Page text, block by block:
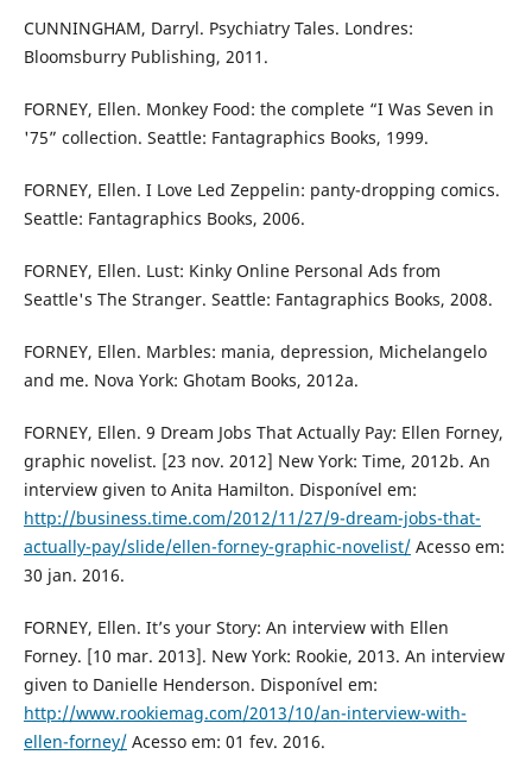
CUNNINGHAM, Darryl. Psychiatry Tales. Londres:
Bloomsburry Publishing, 2011.
FORNEY, Ellen. Monkey Food: the complete “I Was Seven in
'75” collection. Seattle: Fantagraphics Books, 1999.
FORNEY, Ellen. I Love Led Zeppelin: panty-dropping comics.
Seattle: Fantagraphics Books, 2006.
FORNEY, Ellen. Lust: Kinky Online Personal Ads from
Seattle's The Stranger. Seattle: Fantagraphics Books, 2008.
FORNEY, Ellen. Marbles: mania, depression, Michelangelo
and me. Nova York: Ghotam Books, 2012a.
FORNEY, Ellen. 9 Dream Jobs That Actually Pay: Ellen Forney,
graphic novelist. [23 nov. 2012] New York: Time, 2012b. An
interview given to Anita Hamilton. Disponível em:
http://business.time.com/2012/11/27/9-dream-jobs-that-
actually-pay/slide/ellen-forney-graphic-novelist/Acesso em:
30 jan. 2016.
FORNEY, Ellen. It’s your Story: An interview with Ellen
Forney. [10 mar. 2013]. New York: Rookie, 2013. An interview
given to Danielle Henderson. Disponível em:
http://www.rookiemag.com/2013/10/an-interview-with-
ellen-forney/Acesso em: 01 fev. 2016.